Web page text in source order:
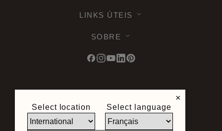
LINKS ÚTEIS
SOBRE
© 2026 Noel & Marquet. Todos os direitos
Proteção de dados RGPD -
Condições de utilização -Exoneração de
responsabilidade -Mapa do site
×
Select location Select language